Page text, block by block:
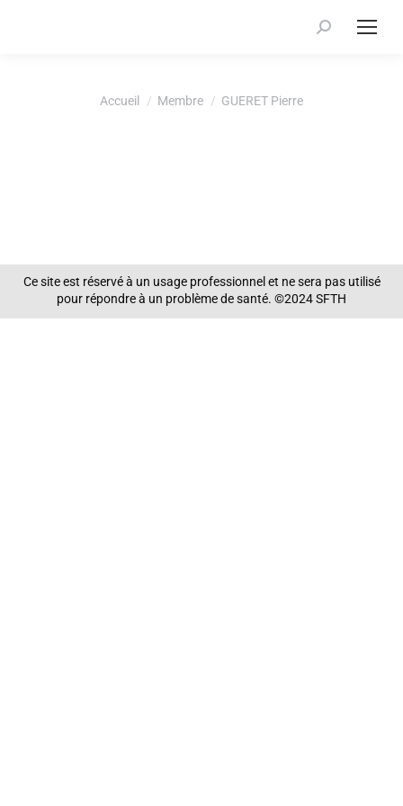
Recherche
Accueil Membre GUERET Pierre
Ce site est réservé à un usage professionnel et ne sera pas utilisé
pour répondre à un problème de santé. ©2024 SFTH